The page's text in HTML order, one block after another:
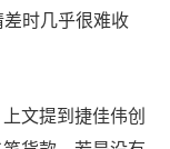
时几乎很难收
文提到捷佳伟创